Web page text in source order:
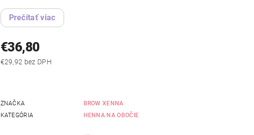
Prečítať viac
€36,80
€29,92 bez DPH
ZNAČKA
BROW XENNA
KATEGÓRIA
HENNA NA OBOČIE